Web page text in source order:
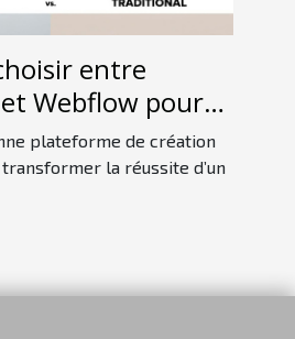
entre
Webflow pour
web
plateforme de création
la réussite d’un